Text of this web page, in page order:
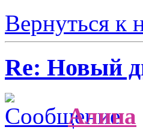
Вернуться к
Re: Новый
Алина